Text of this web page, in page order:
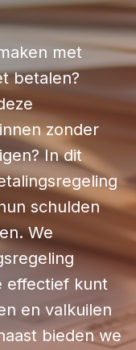
met
betalen?
zonder
In dit
schulden
We
effectief kunt
en valkuilen
bieden we